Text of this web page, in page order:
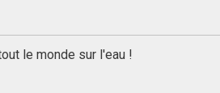
le monde sur l'eau !